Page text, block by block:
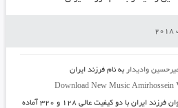
وادیدار به نامفرزند ایران
Download New Music Amirhossein
فرزند ایران
با دو کیفیت عالی ۱۲۸ و ۳۲۰ آماده